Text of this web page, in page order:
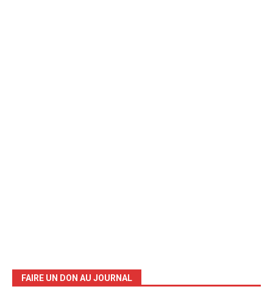
FAIRE UN DON AU JOURNAL